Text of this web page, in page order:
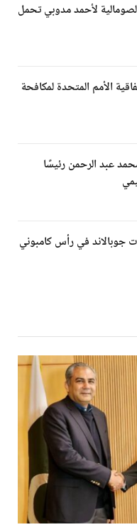
لأحمد مدوبي تحمل
الأمم المتحدة لمكافحة
عبد الرحمن رئيسًا
جوبالاند في رأس كامبوني